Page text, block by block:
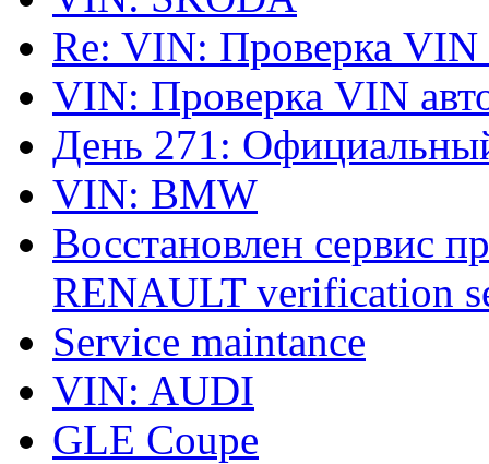
Re: VIN: Проверка VIN
VIN: Проверка VIN
День 271:
VIN: BMW
Восстановлен сервис
RENAULT verification
Service maintance
VIN: AUDI
GLE Coupe